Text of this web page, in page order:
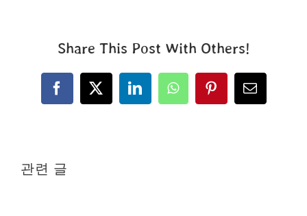
Share This Post With Others!
Facebook
X LinkedInWhatsAppPinterest
이
메
관련 글